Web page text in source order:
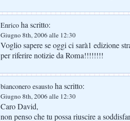
Enrico ha scritto:
Giugno 8th, 2006 alle 12:30
Voglio sapere se oggi ci sarà1 edizione
per riferire notizie da Roma!!!!!!!!
bianconero esausto ha scritto:
Giugno 8th, 2006 alle 12:30
Caro David,
non penso che tu possa riuscire a